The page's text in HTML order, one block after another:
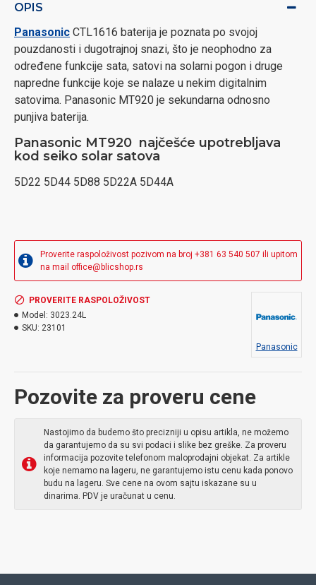
Proverite raspoloživost pozivom na broj +381 63 540 507 ili upitom
na mail office@blicshop.rs
OPIS
Panasonic CTL1616 baterija je poznata po svojoj
pouzdanosti i dugotrajnoj snazi, što je neophodno za
određene funkcije sata, satovi na solarni pogon i druge
napredne funkcije koje se nalaze u nekim digitalnim
satovima. Panasonic MT920 je sekundarna odnosno
punjiva baterija.
Panasonic MT920 najčešće upotrebljava
kod seiko solar satova
5D22 5D44 5D88 5D22A 5D44A
Pozovite za proveru cene
PROVERITE RASPOLOŽIVOST
Model: 3023.24L
SKU: 23101
Panasonic
Nastojimo da budemo što precizniji u opisu artikla, ne možemo
da garantujemo da su svi podaci i slike bez greške. Za proveru
informacija pozovite telefonom maloprodajni objekat. Za artikle
koje nemamo na lageru, ne garantujemo istu cenu kada ponovo
budu na lageru. Sve cene na ovom sajtu iskazane su u
dinarima. PDV je uračunat u cenu.